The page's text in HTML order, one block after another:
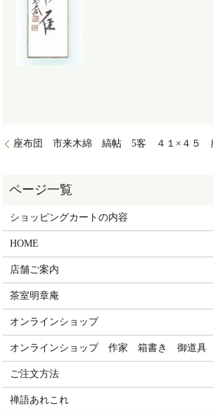
座布団 市来木綿 縞帖 5客 ４１×４５
ショッピングカートの内容
HOME
店舗ご案内
茶室明章庵
オンラインショップ
オンラインショップ 作家 箱書き 御道具
ご注文方法
禅語あれこれ